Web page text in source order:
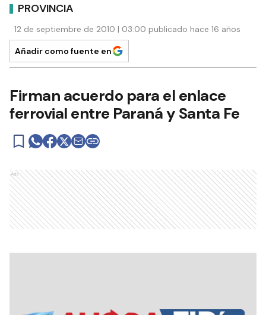
PROVINCIA
12 de septiembre de 2010 | 03:00 publicado hace 16 años
Añadir como fuente en
Firman acuerdo para el enlace
ferrovial entre Paraná y Santa Fe
Ads